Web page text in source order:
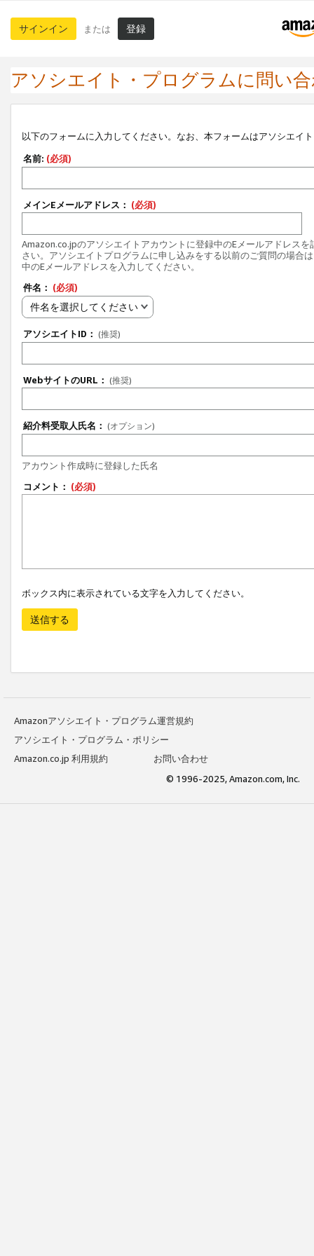
サインイン または 登録
アソシエイト・プログラムに問い
以下のフォームに入力してください。なお、本フォームはアソシエイ
名前: (必須)
メインEメールアドレス： (必須)
Amazon.co.jpのアソシエイトアカウントに登録中のEメールアドレスを
さい。アソシエイトプログラムに申し込みをする以前のご質問の場合
中のEメールアドレスを入力してください。
件名： (必須)
件名を選択してください
アソシエイトID： (推奨)
WebサイトのURL： (推奨)
紹介料受取人氏名： (オプション)
アカウント作成時に登録した氏名
コメント： (必須)
ボックス内に表示されている文字を入力してください。
送信する
Amazonアソシエイト・プログラム運営規約
アソシエイト・プログラム・ポリシー
Amazon.co.jp 利用規約
お問い合わせ
© 1996-2025, Amazon.com, Inc.